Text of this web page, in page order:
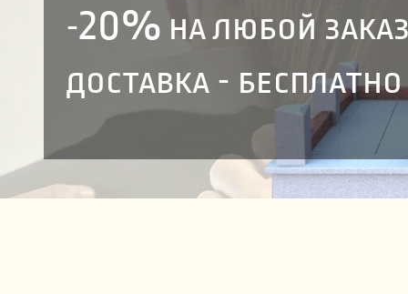
-20% на любой
доставка - бесплатно